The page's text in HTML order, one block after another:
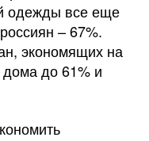
одежды все еще
– 67%.
экономящих на
дома до 61% и